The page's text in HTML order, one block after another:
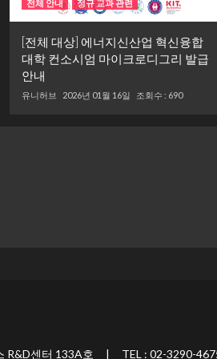
전체 안내 정규 교과 관련
[전체 대상] 에너지신산업 혁신융합
대학 컨소시엄 마이크로디그리 발급
안내
유니허브 2026년 01월 16일 조회수 : 690
R&D센터 133A호 | TEL : 02-3290-